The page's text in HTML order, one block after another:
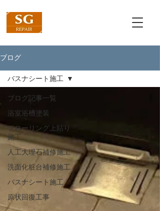
ブログ
ブログ記事一覧
浴室浴槽塗装
フローリング上貼り
施工
人工大理石補修施工
洗面化粧台補修施工
バスナシート施工
原状回復工事
バスナシート施工